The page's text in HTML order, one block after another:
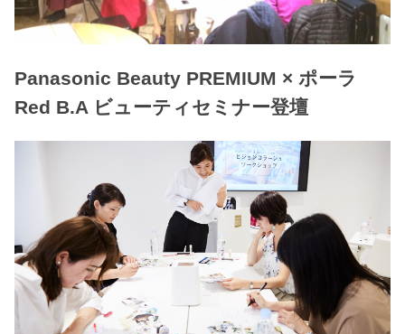
Panasonic Beauty PREMIUM × ポーラ
Red B.A ビューティセミナー登壇